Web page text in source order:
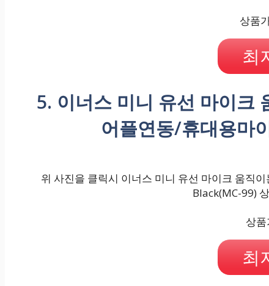
상품
최
5. 이너스 미니 유선 마이크
어플연동/휴대용마
위 사진을 클릭시 이너스 미니 유선 마이크 움직
Black(MC-99)
상
최